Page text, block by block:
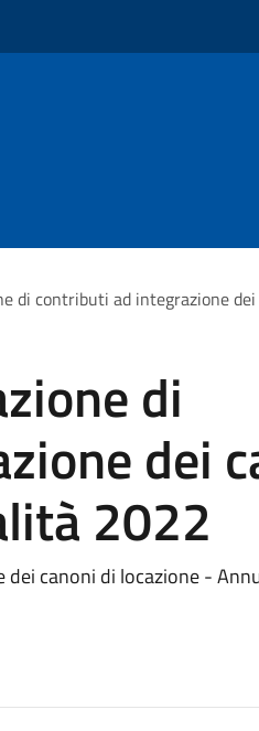
di contributi ad integrazione
di
dei
2022
dei canoni di locazione -